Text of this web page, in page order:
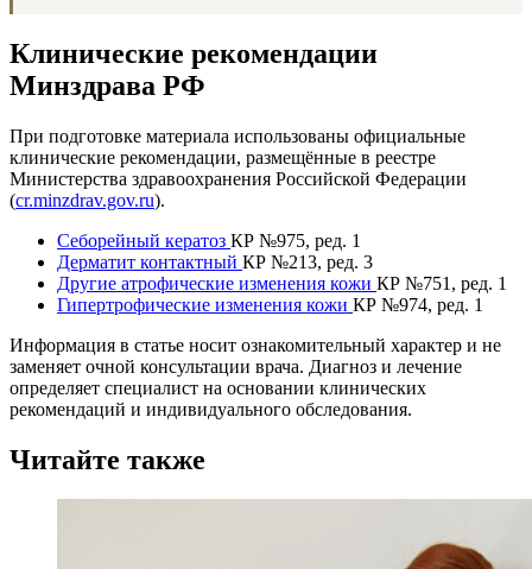
Клинические рекомендации
Минздрава РФ
При подготовке материала использованы официальные
клинические рекомендации, размещённые в реестре
Министерства здравоохранения Российской Федерации
(cr.minzdrav.gov.ru).
Себорейный кератоз КР №975, ред. 1
Дерматит контактный КР №213, ред. 3
Другие атрофические изменения кожи КР №751, ред. 1
Гипертрофические изменения кожи КР №974, ред. 1
Информация в статье носит ознакомительный характер и не
заменяет очной консультации врача. Диагноз и лечение
определяет специалист на основании клинических
рекомендаций и индивидуального обследования.
Читайте также